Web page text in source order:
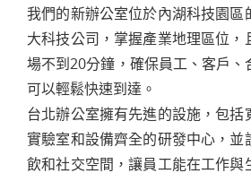
我們的新辦公室位於內湖科技園區
大科技公司，掌握產業地理區位，
場不到20分鐘，確保員工、客戶、
可以輕鬆快速到達。
台北辦公室擁有先進的設施，包括
實驗室和設備齊全的研發中心，並
飲和社交空間，讓員工能在工作與